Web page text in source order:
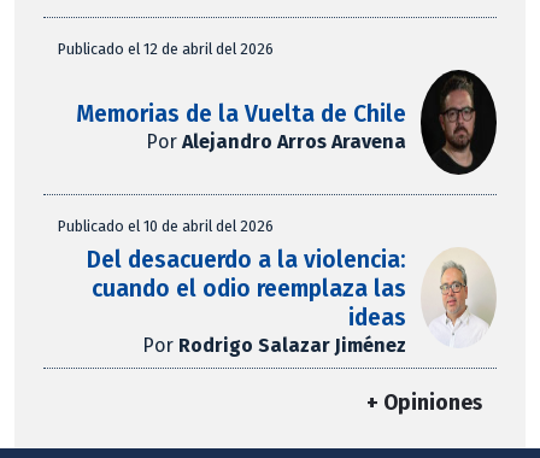
Publicado el 12 de abril del 2026
Memorias de la Vuelta de Chile
PorAlejandro Arros Aravena
Publicado el 10 de abril del 2026
Del desacuerdo a la violencia:
cuando el odio reemplaza las
ideas
Por Rodrigo Salazar Jiménez
+ Opiniones